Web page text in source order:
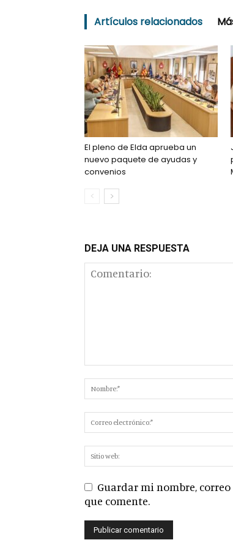
Artículos relacionados
El pleno de Elda aprueba un
nuevo paquete de ayudas y
convenios
DEJA UNA RESPUESTA
Guardar mi nombre,
que comente.